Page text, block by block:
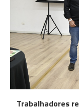
Trabalhadores